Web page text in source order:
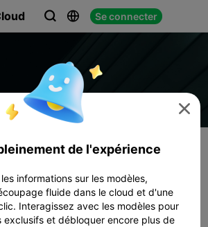
  Se connecter

de l'expérience
informations sur les modèles,
fluide dans le cloud et d'une
Interagissez avec les modèles pour
exclusifs et débloquer encore plus de